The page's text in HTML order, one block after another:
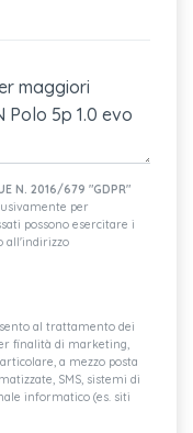
(cavo escluso)
riscaldabili
luci diurne a led
regolazione
N. 2016/679 "GDPR"
per
possono esercitare i
all'indirizzo
al trattamento dei
finalità di marketing,
a mezzo posta
SMS, sistemi di
informatico (es. siti